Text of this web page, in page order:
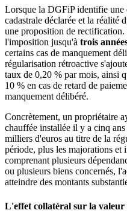
Lorsque la DGFiP identifie une
cadastrale déclarée et la réalité
une proposition de
l'imposition jusqu'à trois
certains cas de manquement
régularisation rétroactive
taux de 0,20 % par mois, ainsi
10 % en cas de retard de
manquement délibéré.
Concrètement, un propriétaire
chauffée installée il y a cinq
milliers d'euros au titre de la
période, plus les majorations et
comprenant plusieurs
ou plusieurs biens concernés,
atteindre des montants
L'effet collatéral sur la valeur